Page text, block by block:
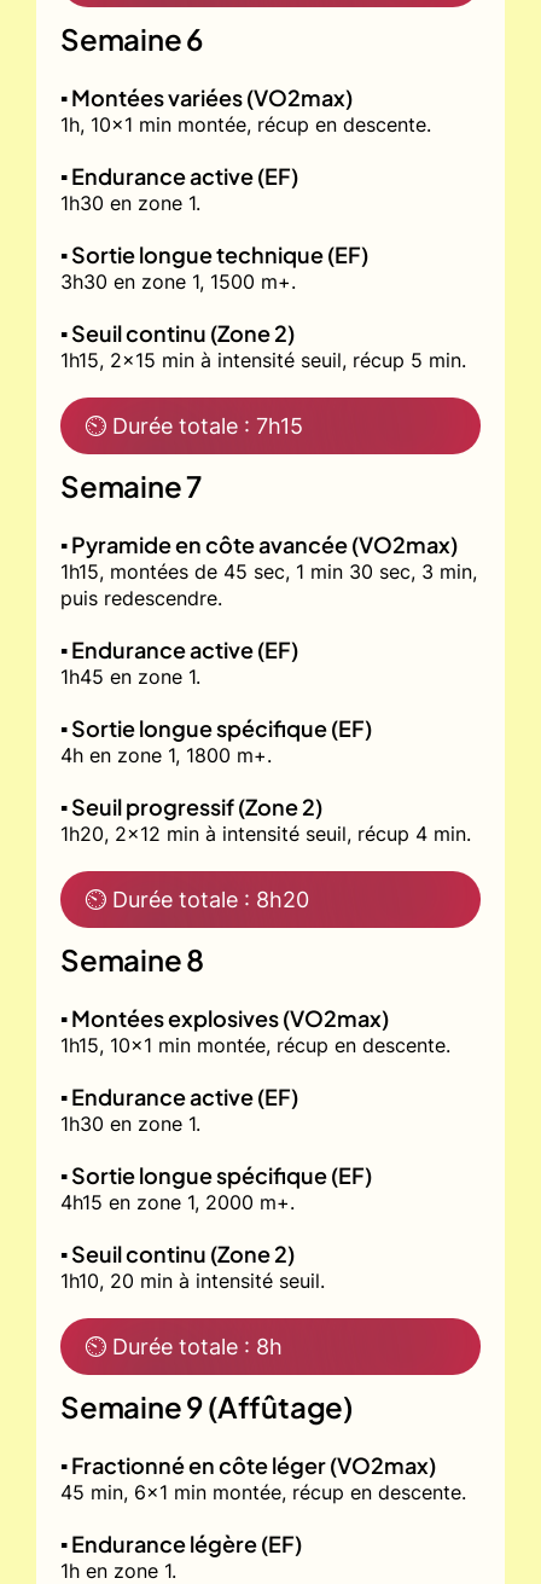
Semaine 6
▪️ Montées variées (VO2max)
1h, 10x1 min montée, récup en descente.
▪️ Endurance active (EF)
1h30 en zone 1.
▪️ Sortie longue technique (EF)
3h30 en zone 1, 1500 m+.
▪️ Seuil continu (Zone 2)
1h15, 2x15 min à intensité seuil, récup 5 min.
⏲ Durée totale : 7h15
Semaine 7
▪️ Pyramide en côte avancée (VO2max)
1h15, montées de 45 sec, 1 min 30 sec, 3 min,
puis redescendre.
▪️ Endurance active (EF)
1h45 en zone 1.
▪️ Sortie longue spécifique (EF)
4h en zone 1, 1800 m+.
▪️ Seuil progressif (Zone 2)
1h20, 2x12 min à intensité seuil, récup 4 min.
⏲ Durée totale : 8h20
Semaine 8
▪️ Montées explosives (VO2max)
1h15, 10x1 min montée, récup en descente.
▪️ Endurance active (EF)
1h30 en zone 1.
▪️ Sortie longue spécifique (EF)
4h15 en zone 1, 2000 m+.
▪️ Seuil continu (Zone 2)
1h10, 20 min à intensité seuil.
⏲ Durée totale : 8h
Semaine 9 (Affûtage)
▪️ Fractionné en côte léger (VO2max)
45 min, 6x1 min montée, récup en descente.
▪️ Endurance légère (EF)
1h en zone 1.